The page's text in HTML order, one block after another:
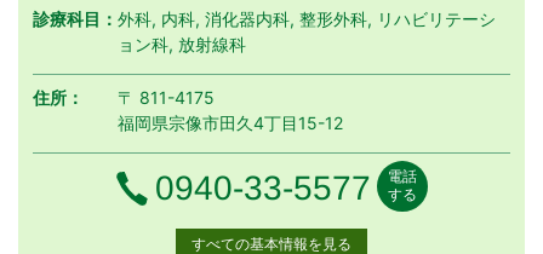
診療科目：外科, 内科, 消化器内科, 整形外科, リハビリテーシ
ョン科, 放射線科
住所：
〒 811-4175
福岡県宗像市田久4丁目15-12
電話番号
0940-33-5577
電話
する
すべての基本情報を見る